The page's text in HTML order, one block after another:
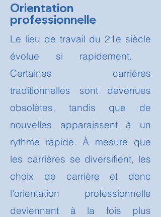
Orientation
professionnelle
​Le lieu de travail du 21e siècle
évolue si rapidement.
Certaines carrières
traditionnelles sont devenues
obsolètes, tandis que de
nouvelles apparaissent à un
rythme rapide. À mesure que
les carrières se diversifient, les
choix de carrière et donc
l'orientation professionnelle
deviennent à la fois plus